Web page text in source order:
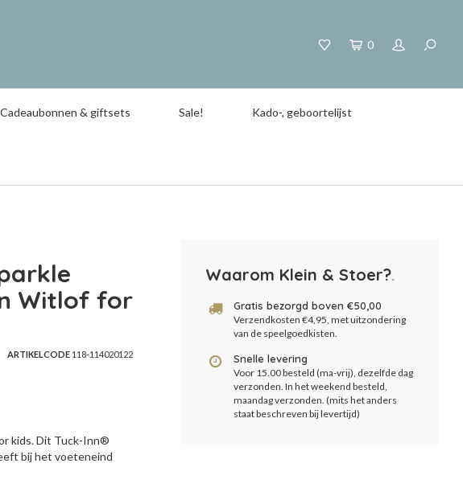
0
Cadeaubonnen & giftsets Sale! Kado-, geboortelijst
Witlof for
ARTIKELCODE118-114020122
kids. Dit Tuck-Inn®
bij het voeteneind
Waarom Klein & Stoer?.
Gratis bezorgd boven €50,00
Verzendkosten €4,95, met uitzondering
van de speelgoedkisten.
Snelle levering
Voor 15.00 besteld (ma-vrij), dezelfde dag
verzonden. In het weekend besteld,
maandag verzonden. (mits het anders
staat beschreven bij levertijd)